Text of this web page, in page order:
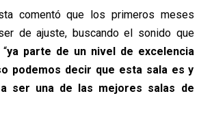
comentó que los primeros meses
de ajuste, buscando el sonido que
ya parte de un nivel de excelencia
podemos decir que esta sala es y
ser una de las mejores salas de